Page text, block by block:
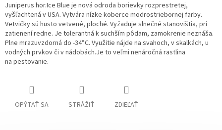
Juniperus hor.Ice Blue je nová odroda borievky rozprestretej,
vyšľachtená v USA. Vytvára nízke koberce modrostriebornej farby.
Vetvičky sú husto vetvené, ploché. Vyžaduje slnečné stanovištia, pri
zatienení redne. Je tolerantná k suchším pôdam, zamokrenie neznáša.
Plne mrazuvzdorná do -34°C. Využitie nájde na svahoch, v skalkách, u
vodných prvkov či v nádobách.Je to veľmi nenáročná rastlina
na pestovanie.
OPÝTAŤ SA STRÁŽIŤ ZDIEĽAŤ